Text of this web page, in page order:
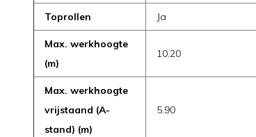
Toprollen Ja
Max. werkhoogte
(m)
10.20
Max. werkhoogte
vrijstaand (A-
stand) (m)
5.90